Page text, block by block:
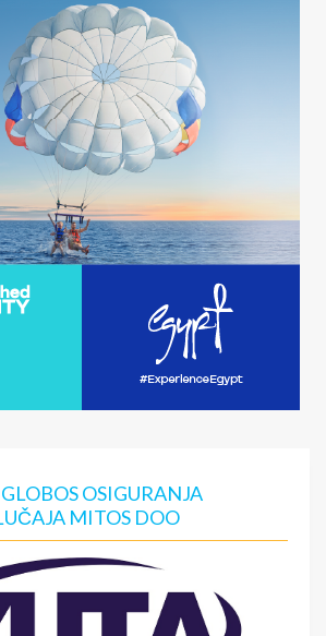
OSIGURANJA
MITOS DOO